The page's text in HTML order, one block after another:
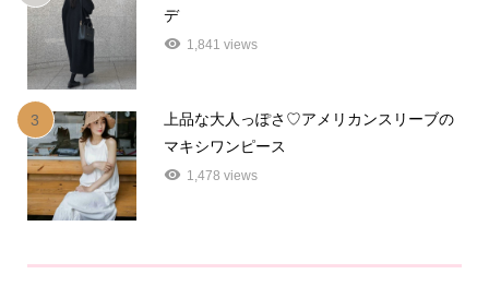
デ
1,841 views
3
上品な大人っぽさ♡アメリカンスリーブの
マキシワンピース
1,478 views